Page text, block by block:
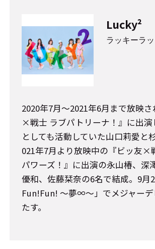
Lucky²
ラッキーラ
2020年7月～2021年6月まで放映
×戦士 ラブパトリーナ！』に出
としても活動していた山口莉愛と
021年7月より放映中の『ビッ友×
パワーズ！』に出演の永山椿、深
優和、佐藤栞奈の6名で結成。9月
Fun!Fun! ～夢∞～」でメジャー
たす。